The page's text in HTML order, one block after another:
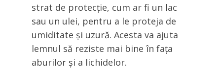
strat de protecție, cum ar fi un lac
sau un ulei, pentru a le proteja de
umiditate și uzură. Acesta va ajuta
lemnul să reziste mai bine în fața
aburilor și a lichidelor.